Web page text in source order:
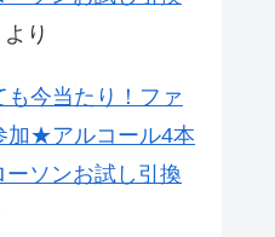
より
も今当たり！ファ
加★アルコール4本
ソンお試し引換